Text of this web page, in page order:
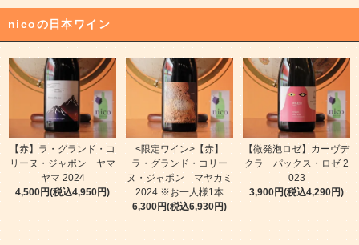
nicoの日本ワイン
【赤】ラ・グランド・コ
リーヌ・ジャポン ヤマ
ヤマ 2024
4,500円(税込4,950円)
<限定ワイン>【赤】
ラ・グランド・コリー
ヌ・ジャポン マヤカミ
2024 ※お一人様1本
6,300円(税込6,930円)
【微発泡ロゼ】カーヴデ
クラ パックス・ロゼ 2
023
3,900円(税込4,290円)